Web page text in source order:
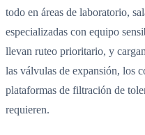
todo en áreas de laboratorio,
especializadas con equipo
llevan ruteo prioritario, y
las válvulas de expansión, los
plataformas de filtración de
requieren.